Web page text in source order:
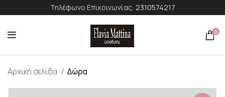
Τηλέφωνο Επικοινωνίας: 2310574217
0
Αρχική σελίδα Δώρα